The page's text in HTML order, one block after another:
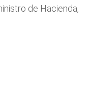
de Hacienda,